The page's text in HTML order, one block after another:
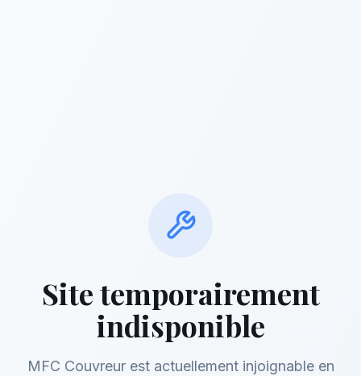
Site temporairement
indisponible
MFC Couvreur est actuellement injoignable en